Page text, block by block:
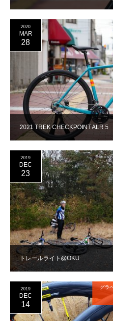
2021 TREK CHECKPOINT ALR 5
2020
MAR
28
トレールライト@OKU
2019
DEC
23
2019
DEC
14
グラ